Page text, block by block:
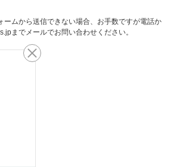
ムから送信できない場合、お手数ですが電話か
までメールでお問い合わせください。